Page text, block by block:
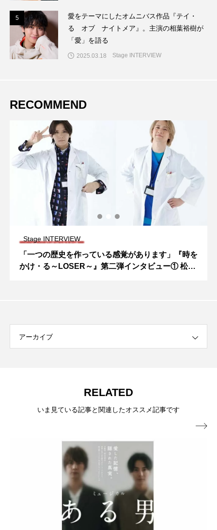
5
愛をテーマにしたオムニバス作品『テイ・
る オブ ナイトメア』。主演の相葉裕樹が
「愛」を語る
2025.03.18 Stage INTERVIEW
RECOMMEND
Stage INTERVIEW
「一つの歴史を作っている感覚があります」『時を
かけ・る～LOSER～』第二弾インタビュー① 松田
アーカイブ
RELATED
いま見ている記事と関連したオススメ記事です
